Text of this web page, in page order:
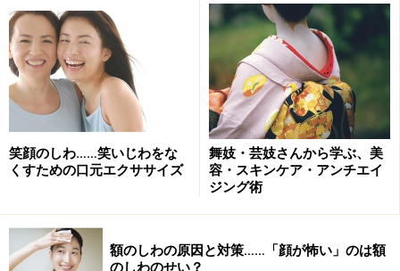
5個以上チェックが入った方は心の老化が進んでいる可
能性大です。
このままの状態では、疲れがたまったり、やる気が出な
くなったりして、仕事もプライベートもいい結果が出な
いかもしれません。
少しずつ外向きにポジティブになるように切り替えてみ
ませんか？
笑顔のしわ……笑いじわをな
くすための口元エクササイズ
舞妓・芸妓さんから学ぶ、美
容・スキンケア・アンチエイ
ジング術
額のしわの原因と対策……「顔が怖い」のは額
のしわのせい？